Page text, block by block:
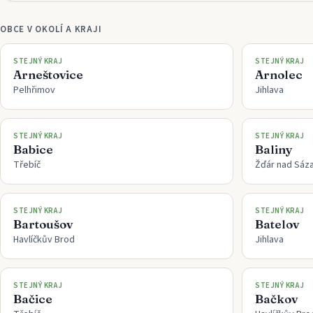
OBCE V OKOLÍ A KRAJI
STEJNÝ KRAJ
Arneštovice
Pelhřimov
STEJNÝ KRAJ
Arnolec
Jihlava
STEJNÝ KRAJ
Babice
Třebíč
STEJNÝ KRAJ
Baliny
Žďár nad
STEJNÝ KRAJ
Bartoušov
Havlíčkův Brod
STEJNÝ KRAJ
Batelov
Jihlava
STEJNÝ KRAJ
Bačice
STEJNÝ KRAJ
Bačkov